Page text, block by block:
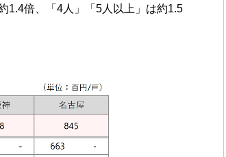
1.4倍、「4人」「5人以上」は約1.5